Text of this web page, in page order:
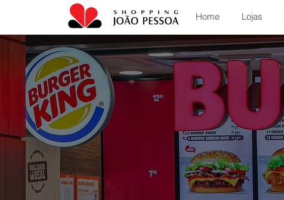
Home Lojas